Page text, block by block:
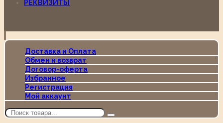
РЕКВИЗИТЫ
Доставка и Оплата
Обмен и возврат
Договор-оферта
Избранное
Регистрация
Мой аккаунт